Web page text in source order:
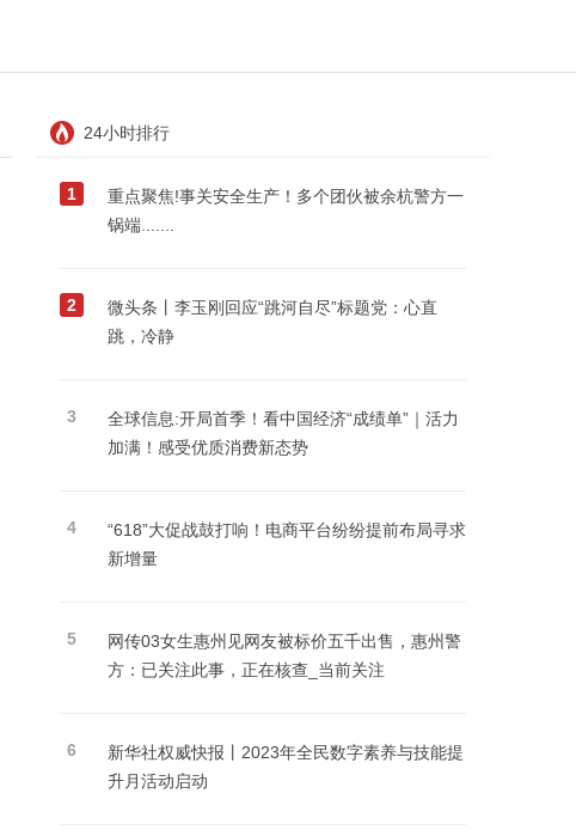
24小时排行
1
重点聚焦!事关安全生产！多个团伙被余杭警方一
锅端.......
2
微头条丨李玉刚回应“跳河自尽”标题党：心直
跳，冷静
3
全球信息:开局首季！看中国经济“成绩单”｜活力
加满！感受优质消费新态势
4
“618”大促战鼓打响！电商平台纷纷提前布局寻求
新增量
5
网传03女生惠州见网友被标价五千出售，惠州警
方：已关注此事，正在核查_当前关注
6
新华社权威快报丨2023年全民数字素养与技能提
升月活动启动